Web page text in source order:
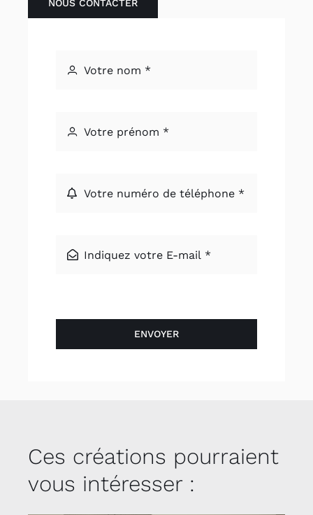
NOUS CONTACTER
ENVOYER
Ces créations pourraient
vous intéresser :